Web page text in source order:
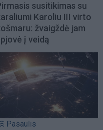
susitikimas su
Karoliu III virto
žvaigždė jam
į veidą
Pasaulis